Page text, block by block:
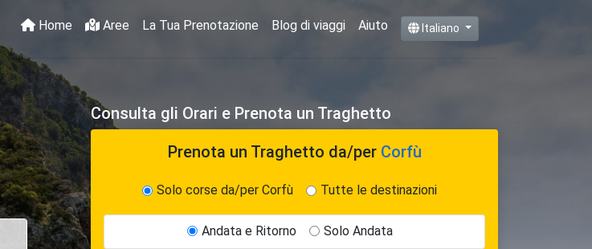
Home Aree La Tua Prenotazione Blog di viaggi Aiuto Italiano
Consulta gli Orari e Prenota un Traghetto
Prenota un Traghetto da/per Corfù
Solo corse da/per Corfù Tutte le destinazioni
Andata e Ritorno Solo Andata